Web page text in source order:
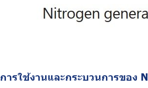
การใช้งานและกระบวนการของ